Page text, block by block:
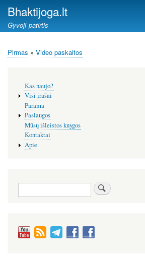
Bhaktijoga.lt
Gyvoji patirtis
Kelias
Pirmas Video paskaitos
meniu
Kas naujo?
Visi įrašai
Parama
Paslaugos
Mūsų išleistos knygos
Kontaktai
Apie
Paieška